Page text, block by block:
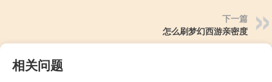
下一篇
怎么刷梦幻西游亲密度
相关问题